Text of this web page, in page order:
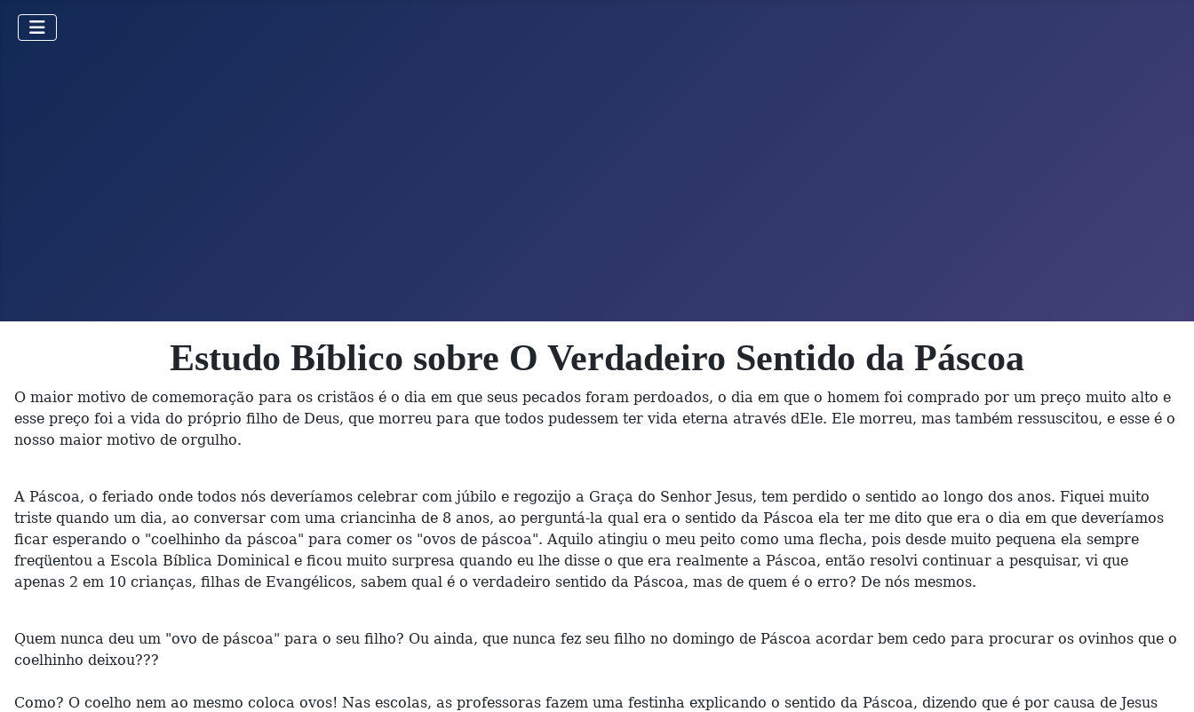
Estudo Bíblico sobre O Verdadeiro Sentido da Páscoa
O maior motivo de comemoração para os cristãos é o dia em que seus pecados foram perdoados, o dia em que o homem foi comprado por um preço muito alto e
esse preço foi a vida do próprio filho de Deus, que morreu para que todos pudessem ter vida eterna através dEle. Ele morreu, mas também ressuscitou, e esse é o
nosso maior motivo de orgulho.
A Páscoa, o feriado onde todos nós deveríamos celebrar com júbilo e regozijo a Graça do Senhor Jesus, tem perdido o sentido ao longo dos anos. Fiquei muito
triste quando um dia, ao conversar com uma criancinha de 8 anos, ao perguntá-la qual era o sentido da Páscoa ela ter me dito que era o dia em que deveríamos
ficar esperando o "coelhinho da páscoa" para comer os "ovos de páscoa". Aquilo atingiu o meu peito como uma flecha, pois desde muito pequena ela sempre
freqüentou a Escola Bíblica Dominical e ficou muito surpresa quando eu lhe disse o que era realmente a Páscoa, então resolvi continuar a pesquisar, vi que
apenas 2 em 10 crianças, filhas de Evangélicos, sabem qual é o verdadeiro sentido da Páscoa, mas de quem é o erro? De nós mesmos.
Quem nunca deu um "ovo de páscoa" para o seu filho? Ou ainda, que nunca fez seu filho no domingo de Páscoa acordar bem cedo para procurar os ovinhos que o
coelhinho deixou???
Como? O coelho nem ao mesmo coloca ovos! Nas escolas, as professoras fazem uma festinha explicando o sentido da Páscoa, dizendo que é por causa de Jesus